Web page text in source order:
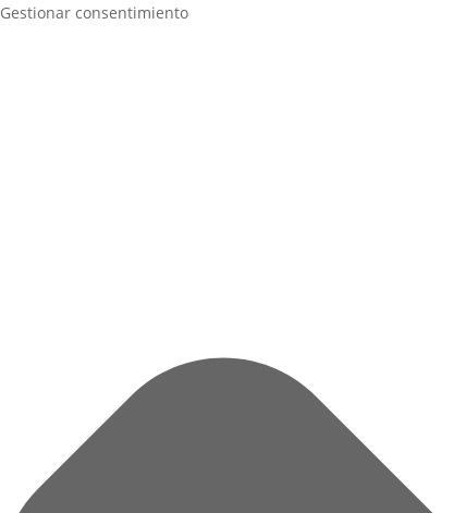
Gestionar consentimiento